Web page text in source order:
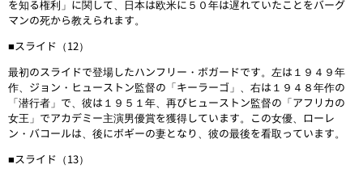
を知る権利」に関して、日本は欧米に５０年は遅れていたことをバーグ
マンの死から教えられます。
■スライド（12）
最初のスライドで登場したハンフリー・ボガードです。左は１９４９年
作、ジョン・ヒューストン監督の「キーラーゴ」、右は１９４８年作の
「潜行者」で、彼は１９５１年、再びヒューストン監督の「アフリカの
女王」でアカデミー主演男優賞を獲得しています。この女優、ローレ
ン・バコールは、後にボギーの妻となり、彼の最後を看取っています。
■スライド（13）